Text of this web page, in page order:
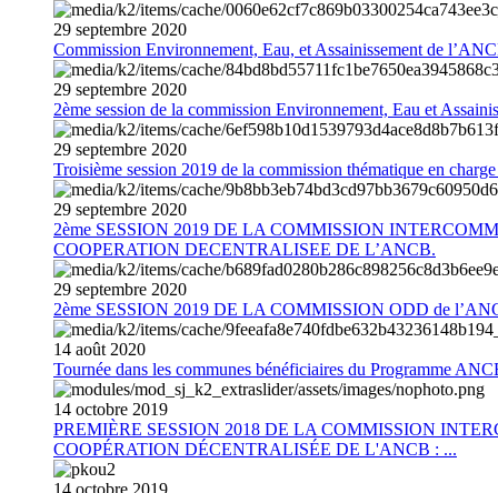
29 septembre 2020
Commission Environnement, Eau, et Assainissement de
29 septembre 2020
2ème session de la commission Environnement, Eau et
29 septembre 2020
Troisième session 2019 de la commission thématique en
29 septembre 2020
2ème SESSION 2019 DE LA COMMISSION
COOPERATION DECENTRALISEE DE L’ANCB.
29 septembre 2020
2ème SESSION 2019 DE LA COMMISSION ODD de
14 août 2020
Tournée dans les communes bénéficiaires du Programme
14 octobre 2019
PREMIÈRE SESSION 2018 DE LA COMMISSION
COOPÉRATION DÉCENTRALISÉE DE L'ANCB : ...
14 octobre 2019